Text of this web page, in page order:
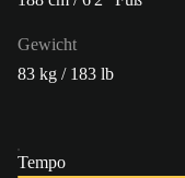
Gewicht
83 kg / 183 lb
Tempo